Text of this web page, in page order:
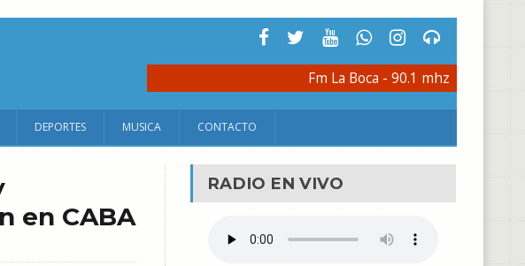
Fm La Boca - 90.1 mhz
DEPORTES MUSICA CONTACTO
en CABA
RADIO EN VIVO